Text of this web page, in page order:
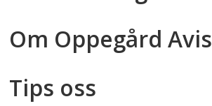
Om Oppegård Avis
Tips oss